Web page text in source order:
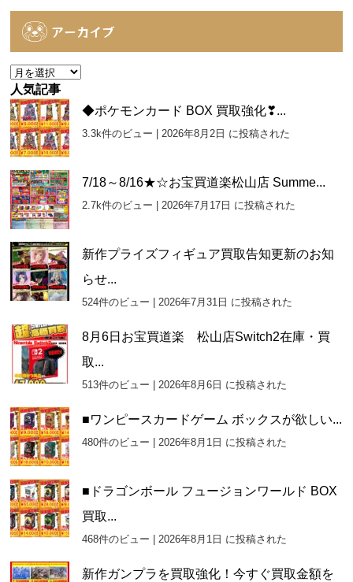
アーカイブ
ア
ー
カ
イ
ブ
人気記事
◆ポケモンカード BOX 買取強化❣...
3.3k件のビュー |2026年8月2日 に投稿された
7/18～8/16★☆お宝買道楽松山店 Summe...
2.7k件のビュー |2026年7月17日 に投稿された
新作プライズフィギュア買取告知更新のお知
らせ...
524件のビュー |2026年7月31日 に投稿された
8月6日お宝買道楽 松山店Switch2在庫・買
取...
513件のビュー |2026年8月6日 に投稿された
■ワンピースカードゲーム ボックスが欲しい...
480件のビュー |2026年8月1日 に投稿された
■ドラゴンボール フュージョンワールド BOX
買取...
468件のビュー |2026年8月1日 に投稿された
新作ガンプラを買取強化！今すぐ買取金額を